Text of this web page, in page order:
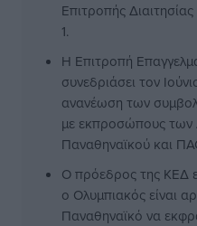
Επιτροπής
1.
Η Επιτροπή
συνεδριάσει τον
ανανέωση των
με εκπροσώπους των
Παναθηναϊκού και
Ο πρόεδρος της ΚΕΔ
ο Ολυμπιακός είναι
Παναθηναϊκό να